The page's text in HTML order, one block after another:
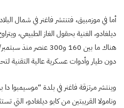
أما في موزمبيق، فتنتشر فاغنر في شمال
ديلغادو، الغنية بحقول الغاز الطبيعي،
دون طيار وأدوات عسكرية عالية التقنية
وينتشر مرتزقة فاغنر في بلدة “موسيمبوا دا